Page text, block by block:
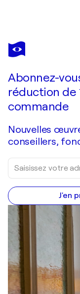
VIKTOR SHELEG
Relax 2
Abonnez-
réduction de
commande
Nouvelles
conseillers,
J'en